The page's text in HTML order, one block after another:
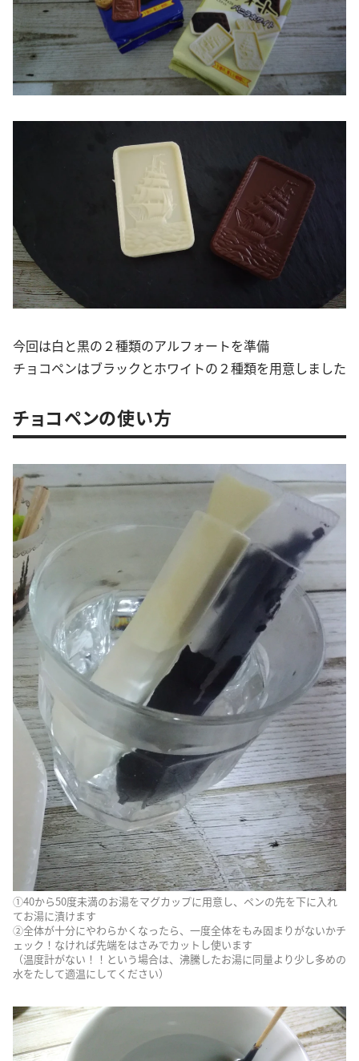
今回は白と黒の２種類のアルフォートを準備
チョコペンはブラックとホワイトの２種類を用意しました
チョコペンの使い方
①40から50度未満のお湯をマグカップに用意し、ペンの先を下に入れ
てお湯に漬けます
②全体が十分にやわらかくなったら、一度全体をもみ固まりがないかチ
ェック！なければ先端をはさみでカットし使います
（温度計がない！！という場合は、沸騰したお湯に同量より少し多めの
水をたして適温にしてください）